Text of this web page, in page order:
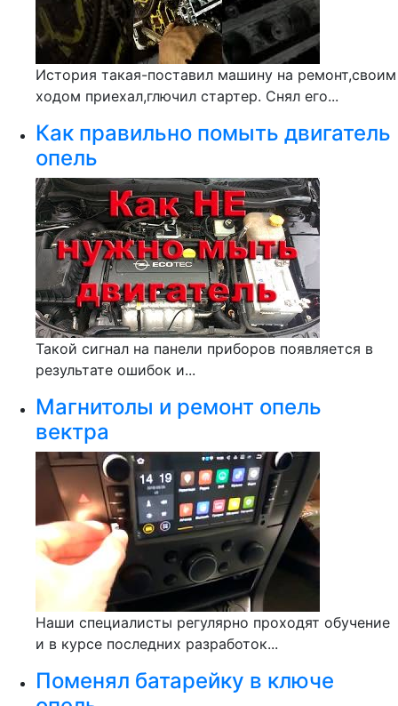
История такая-поставил машину на ремонт,своим
ходом приехал,глючил стартер. Снял его...
Как правильно помыть двигатель
опель
Такой сигнал на панели приборов появляется в
результате ошибок и...
Магнитолы и ремонт опель
вектра
Наши специалисты регулярно проходят обучение
и в курсе последних разработок...
Поменял батарейку в ключе